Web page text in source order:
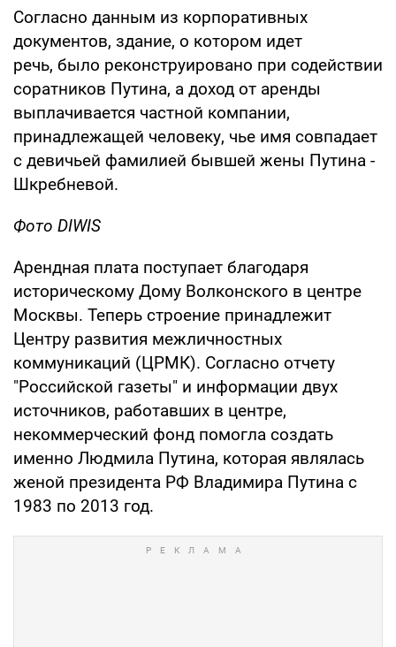
Согласно данным из корпоративных
документов, здание, о котором идет
речь, было реконструировано при содействии
соратников Путина, а доход от аренды
выплачивается частной компании,
принадлежащей человеку, чье имя совпадает
с девичьей фамилией бывшей жены Путина -
Шкребневой.
Фото DIWIS
Арендная плата поступает благодаря
историческому Дому Волконского в центре
Москвы. Теперь строение принадлежит
Центру развития межличностных
коммуникаций (ЦРМК). Согласно отчету
"Российской газеты" и информации двух
источников, работавших в центре,
некоммерческий фонд помогла создать
именно Людмила Путина, которая являлась
женой президента РФ Владимира Путина с
1983 по 2013 год.